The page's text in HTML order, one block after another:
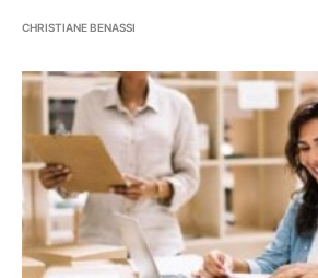
CHRISTIANE BENASSI